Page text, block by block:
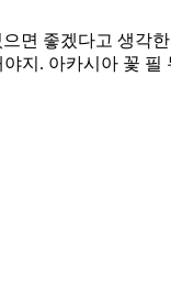
면 좋겠다고 생각
지. 아카시아 꽃 필